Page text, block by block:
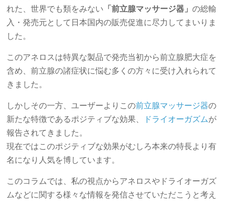
れた、世界でも類をみない 「前立腺マッサージ器」の総輸
入・発売元として日本国内の販売促進に尽力してまいりま
した。
このアネロスは特異な製品で発売当初から前立腺肥大症を
含め、前立腺の諸症状に悩む多くの方々に受け入れられて
きました。
しかしその一方、ユーザーよりこの前立腺マッサージ器の
新たな特徴であるポジティブな効果、
ドライオーガズムが
報告されてきました。
現在ではこのポジティブな効果がむしろ本来の特長より有
名になり人気を博しています。
このコラムでは、私の視点からアネロスやドライオーガズ
ムなどに関する様々な情報を発信させていただこうと考え